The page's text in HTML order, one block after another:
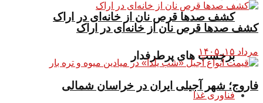
کشف صدها قرص نان از خانه‌ای در اراک
برچسب های پرطرفدار
فناوری غذا
کشف صدها قرص نان از خانه‌ای در اراک
مرداد ۱۵, ۱۴۰۵
فاروج؛ شهر آجیلی ایران در خراسان شمالی